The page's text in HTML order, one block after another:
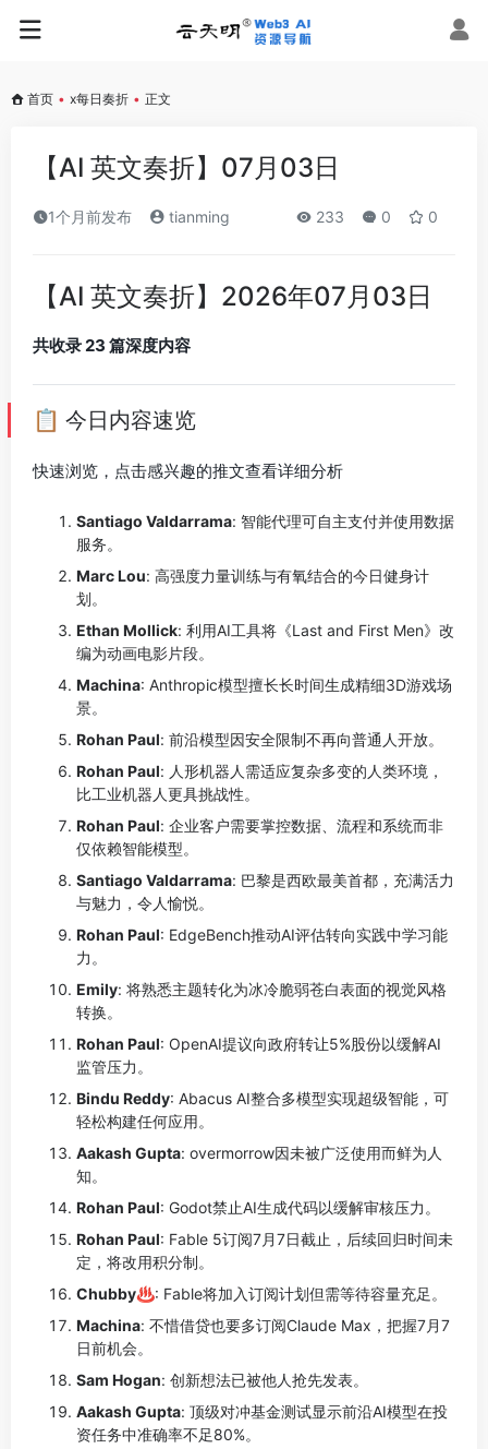
首页 • x每日奏折 • 正文
【AI 英文奏折】07月03日
1个月前发布 tianming 233 0 0
【AI 英文奏折】2026年07月03日
共收录 23 篇深度内容
📋 今日内容速览
快速浏览，点击感兴趣的推文查看详细分析
Santiago Valdarrama: 智能代理可自主支付并使用数据
服务。
Marc Lou: 高强度力量训练与有氧结合的今日健身计
划。
Ethan Mollick: 利用AI工具将《Last and First Men》改
编为动画电影片段。
Machina: Anthropic模型擅长长时间生成精细3D游戏场
景。
Rohan Paul: 前沿模型因安全限制不再向普通人开放。
Rohan Paul: 人形机器人需适应复杂多变的人类环境，
比工业机器人更具挑战性。
Rohan Paul: 企业客户需要掌控数据、流程和系统而非
仅依赖智能模型。
Santiago Valdarrama: 巴黎是西欧最美首都，充满活力
与魅力，令人愉悦。
Rohan Paul: EdgeBench推动AI评估转向实践中学习能
力。
Emily: 将熟悉主题转化为冰冷脆弱苍白表面的视觉风格
转换。
Rohan Paul: OpenAI提议向政府转让5%股份以缓解AI
监管压力。
Bindu Reddy: Abacus AI整合多模型实现超级智能，可
轻松构建任何应用。
Aakash Gupta: overmorrow因未被广泛使用而鲜为人
知。
Rohan Paul: Godot禁止AI生成代码以缓解审核压力。
Rohan Paul: Fable 5订阅7月7日截止，后续回归时间未
定，将改用积分制。
Chubby♨️: Fable将加入订阅计划但需等待容量充足。
Machina: 不惜借贷也要多订阅Claude Max，把握7月7
日前机会。
Sam Hogan: 创新想法已被他人抢先发表。
Aakash Gupta: 顶级对冲基金测试显示前沿AI模型在投
资任务中准确率不足80%。